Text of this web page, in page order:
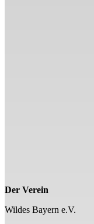
Der Verein
Wildes Bayern e.V.